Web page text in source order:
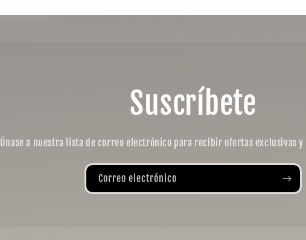
Suscríbete
Únase a nuestra lista de correo electrónico para recibir ofertas exclusivas
Correo electrónico